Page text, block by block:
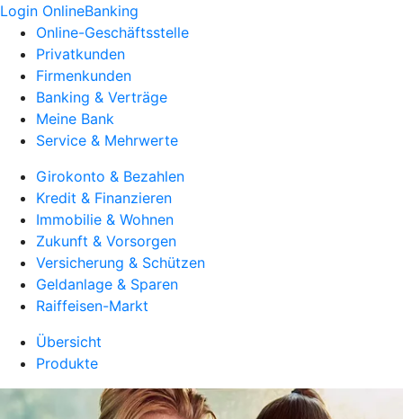
Login OnlineBanking
Online-Geschäftsstelle
Privatkunden
Firmenkunden
Banking & Verträge
Meine Bank
Service & Mehrwerte
Girokonto & Bezahlen
Kredit & Finanzieren
Immobilie & Wohnen
Zukunft & Vorsorgen
Versicherung & Schützen
Geldanlage & Sparen
Raiffeisen-Markt
Übersicht
Produkte